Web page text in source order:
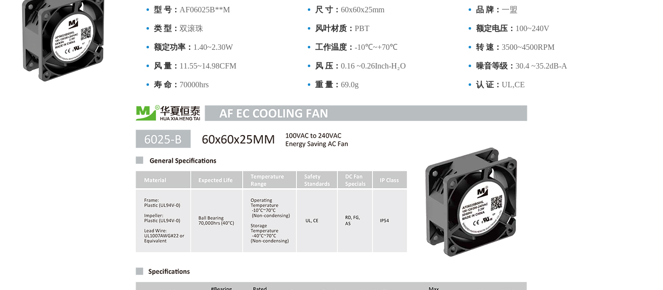
型 号： AF06025B**M 尺 寸： 60x60x25mm 品 牌： 一盟
类 型：双滚珠 风叶材质： PBT 额定电压： 100~240V
额定功率： 1.40~2.30W 工作温度： -10℃~+70℃ 转 速： 3500~4500RPM
风 量： 11.55~14.98CFM 风 压： 0.16 ~0.26Inch-H₂O 噪音等级： 30.4 ~35.2dB-A
寿 命： 70000hrs 重 量： 69.0g 认 证： UL,CE